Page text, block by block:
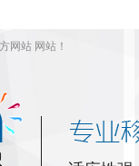
网站 网站！